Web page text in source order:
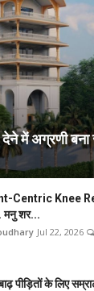
देने में अग्रणी
Centric Knee
मनु शर...
Jul 22, 2026
पीड़ितों के लिए